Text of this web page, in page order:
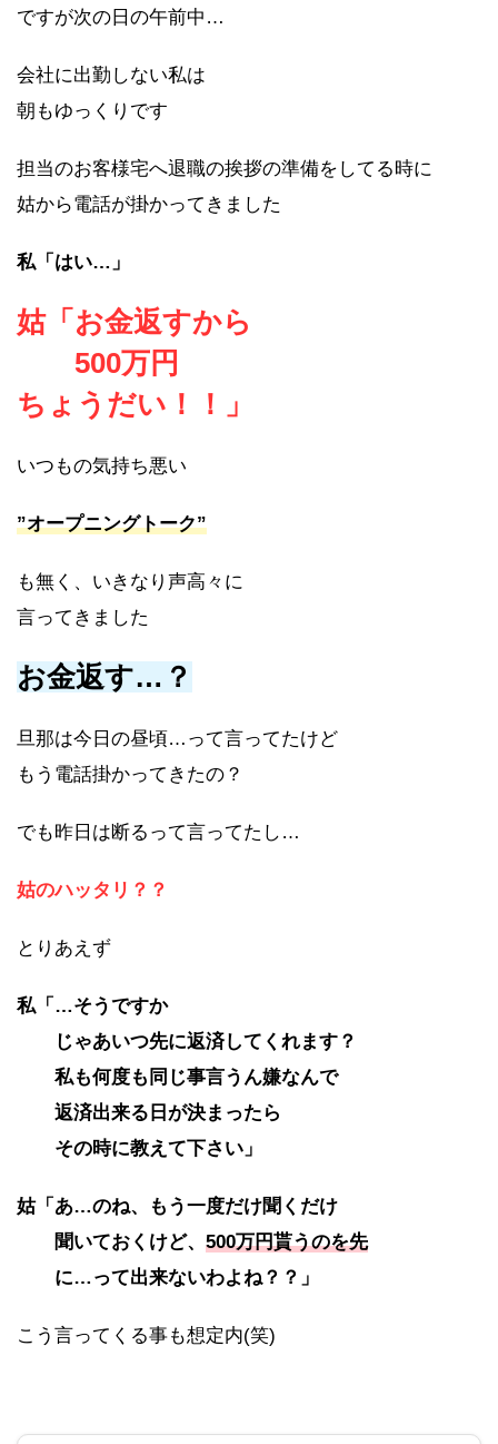
ですが次の日の午前中…
会社に出勤しない私は
朝もゆっくりです
担当のお客様宅へ退職の挨拶の準備をしてる時に
姑から電話が掛かってきました
私「はい…」
姑「お金返すから
500万円
ちょうだい！！」
いつもの気持ち悪い
”オープニングトーク”
も無く、いきなり声高々に
言ってきました
お金返す…？
旦那は今日の昼頃…って言ってたけど
もう電話掛かってきたの？
でも昨日は断るって言ってたし…
姑のハッタリ？？
とりあえず
私「…そうですか
じゃあいつ先に返済してくれます？
私も何度も同じ事言うん嫌なんで
返済出来る日が決まったら
その時に教えて下さい」
姑「あ…のね、もう一度だけ聞くだけ
聞いておくけど、 500万円貰うのを先
に…って出来ないわよね？？」
こう言ってくる事も想定内(笑)